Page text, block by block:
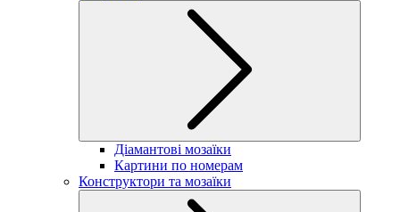
Діамантові мозаїки
Картини по номерам
Конструктори та мозаїки